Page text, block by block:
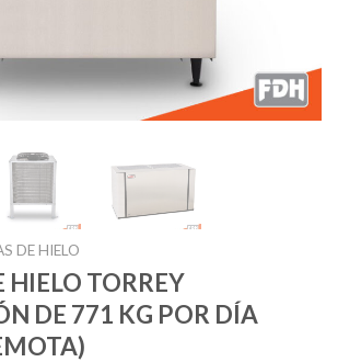
DE HIELO
HIELO TORREY
DE 771 KG POR DÍA